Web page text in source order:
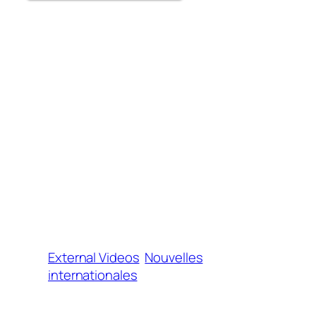
External Videos Nouvelles
internationales